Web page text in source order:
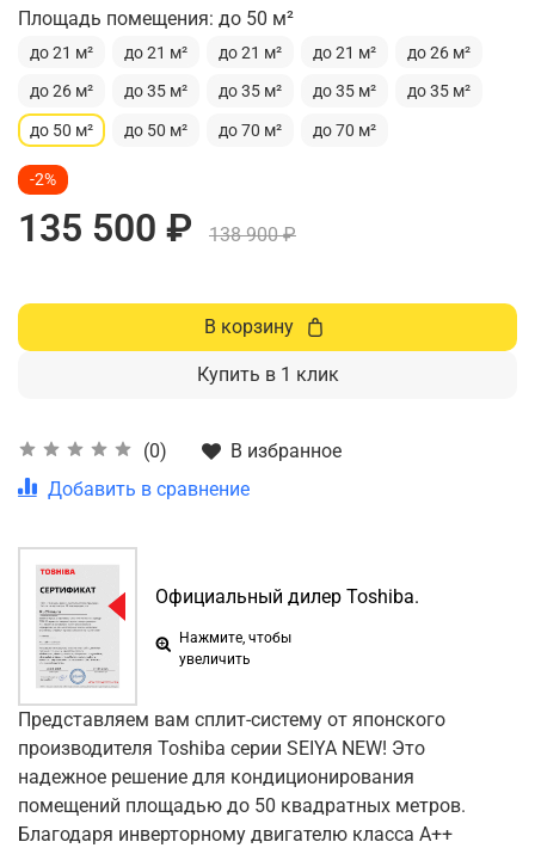
Площадь помещения: до 50 м²
до 21 м² до 21 м² до 21 м² до 21 м² до 26 м²
до 26 м² до 35 м² до 35 м² до 35 м² до 35 м²
до 50 м² до 50 м² до 70 м² до 70 м²
(0)
В избранное
Добавить в сравнение
-2%
135 500 ₽ 138 900 ₽
В корзину
Купить в 1 клик
Официальный дилер Toshiba.
Нажмите, чтобы
увеличить
Представляем вам сплит-систему от японского
производителя Toshiba серии SEIYA NEW! Это
надежное решение для кондиционирования
помещений площадью до 50 квадратных метров.
Благодаря инверторному двигателю класса A++